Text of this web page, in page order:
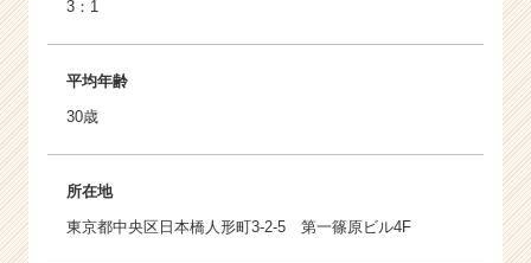
3：1
平均年齢
30歳
所在地
東京都中央区日本橋人形町3-2-5 第一篠原ビル4F